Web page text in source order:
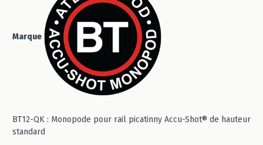
Marque
BT12-QK : Monopode pour rail picatinny Accu-Shot® de hauteur
standard